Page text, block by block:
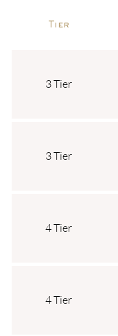
Tier
3 Tier
3 Tier
4 Tier
4 Tier